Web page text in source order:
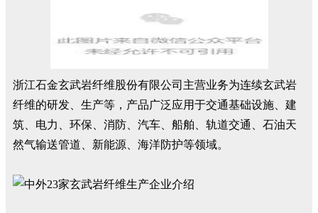
浙江石金玄武岩纤维股份有限公司主营业务为连续玄武岩
纤维的研发、生产等，产品广泛应用于交通基础设施、建
筑、电力、环保、消防、汽车、船舶、轨道交通、石油天
然气输送管道、新能源、海洋防护等领域。